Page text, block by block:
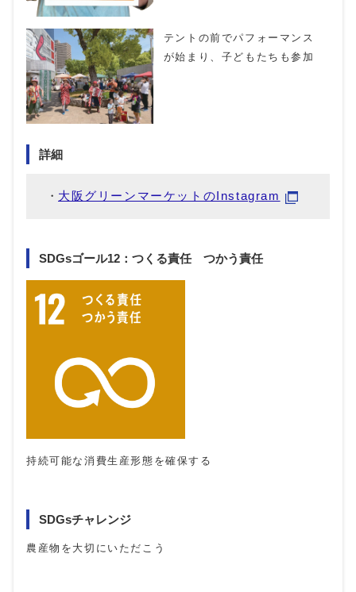
テントの前でパフォーマンス
が始まり、子どもたちも参加
詳細
大阪グリーンマーケットのInstagram
SDGsゴール12：つくる責任 つかう責任
持続可能な消費生産形態を確保する
SDGsチャレンジ
農産物を大切にいただこう